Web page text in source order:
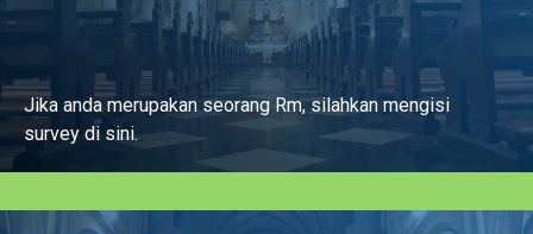
Jika anda merupakan seorang Rm, silahkan mengisi
survey di sini.
Isi Survey